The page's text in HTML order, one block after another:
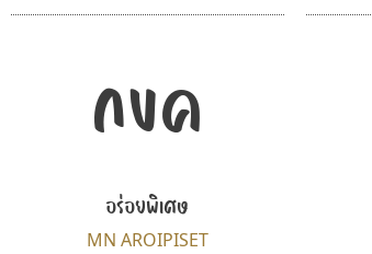
กขค
อร่อยพิเศษ
MN AROIPISET